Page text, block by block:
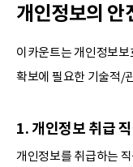
개인정보의 안
이카운트는 개인정보
확보에 필요한 기술적/
1. 개인정보 취급
개인정보를 취급하는